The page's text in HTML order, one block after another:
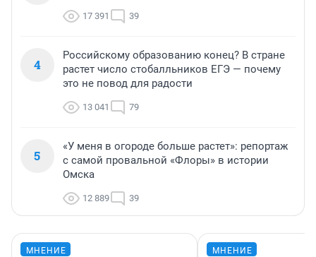
17 391 39
4
Российскому образованию конец? В стране
растет число стобалльников ЕГЭ — почему
это не повод для радости
13 041 79
5
«У меня в огороде больше растет»: репортаж
с самой провальной «Флоры» в истории
Омска
12 889 39
МНЕНИЕ МНЕНИЕ